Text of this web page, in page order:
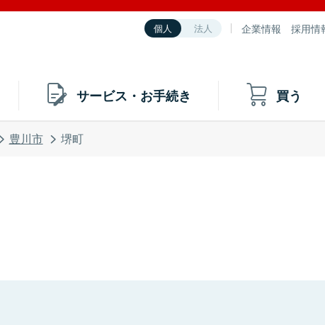
個人 法人 企業情報 採用情
サービス・お手続き 買う
豊川市 堺町